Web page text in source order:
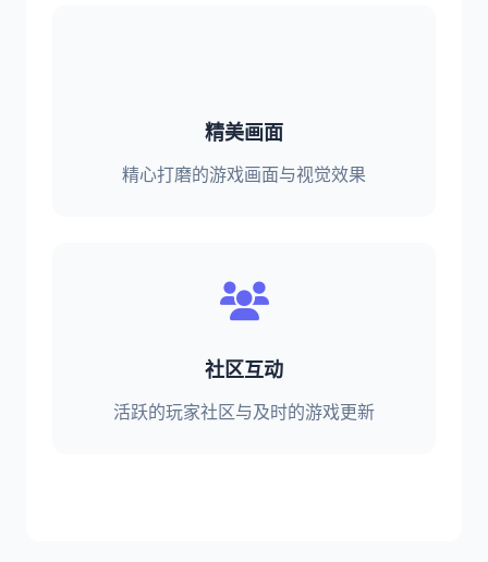
精美画面
精心打磨的游戏画面与视觉效果
社区互动
活跃的玩家社区与及时的游戏更新